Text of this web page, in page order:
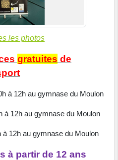
les photos
gratuites de
à 12h au gymnase du Moulon
à 12h au gymnase du Moulon
à 12h au gymnase du Moulon
à partir de 12 ans